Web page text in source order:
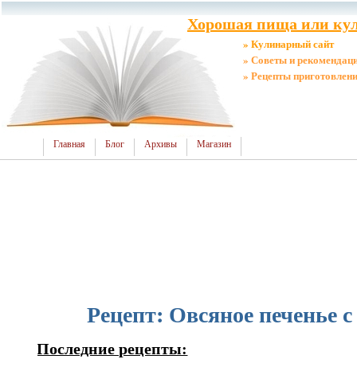
Хорошая пища или
» Кулинарный сайт
» Советы и
» Рецепты
Главная Блог Архивы Магазин
Рецепт: Овсяное печенье
Последние рецепты: